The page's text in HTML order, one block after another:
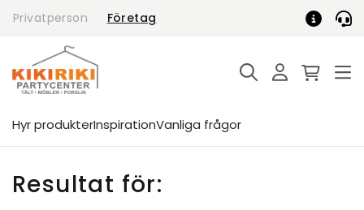
Privatperson Företag
Hyr produkterInspirationVanliga frågor
Resultat för: